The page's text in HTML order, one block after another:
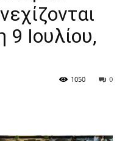
Ιουλίου,
0
1050